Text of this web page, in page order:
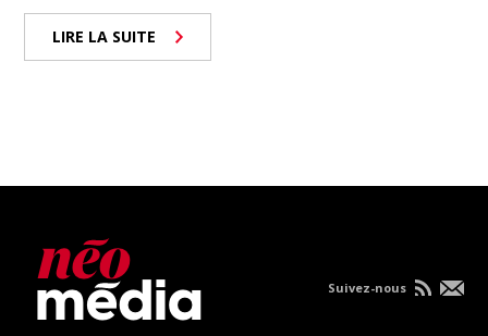
LIRE LA SUITE
Suivez-nous